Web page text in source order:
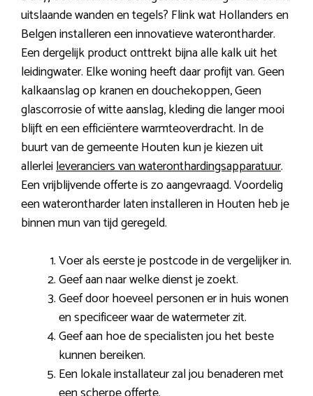
uitslaande wanden en tegels? Flink wat Hollanders en
Belgen installeren een innovatieve waterontharder.
Een dergelijk product onttrekt bijna alle kalk uit het
leidingwater. Elke woning heeft daar profijt van. Geen
kalkaanslag op kranen en douchekoppen, Geen
glascorrosie of witte aanslag, kleding die langer mooi
blijft en een efficiëntere warmteoverdracht. In de
buurt van de gemeente Houten kun je kiezen uit
allerleileveranciers van wateronthardingsapparatuur.
Een vrijblijvende offerte is zo aangevraagd. Voordelig
een waterontharder laten installeren in Houten heb je
binnen mun van tijd geregeld.
Voer als eerste je postcode in de vergelijker in.
Geef aan naar welke dienst je zoekt.
Geef door hoeveel personen er in huis wonen
en specificeer waar de watermeter zit.
Geef aan hoe de specialisten jou het beste
kunnen bereiken.
Een lokale installateur zal jou benaderen met